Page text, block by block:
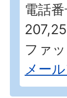
電話
ファ
メー